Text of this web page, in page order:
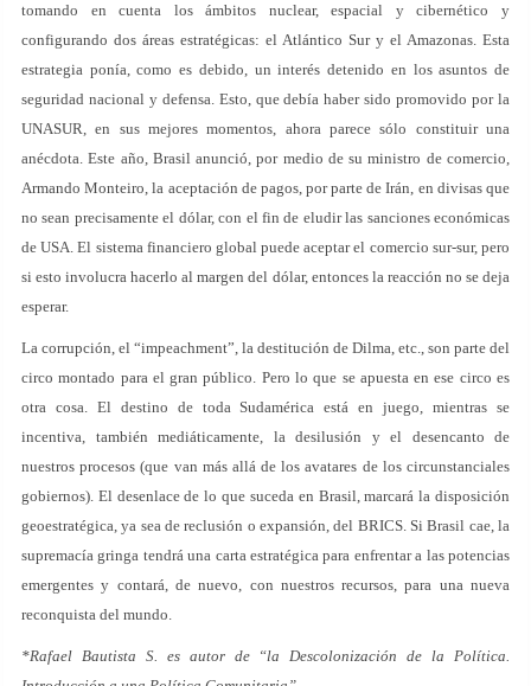
tomando en cuenta los ámbitos nuclear, espacial y cibernético y
configurando dos áreas estratégicas: el Atlántico Sur y el Amazonas. Esta
estrategia ponía, como es debido, un interés detenido en los asuntos de
seguridad nacional y defensa. Esto, que debía haber sido promovido por la
UNASUR, en sus mejores momentos, ahora parece sólo constituir una
anécdota. Este año, Brasil anunció, por medio de su ministro de comercio,
Armando Monteiro, la aceptación de pagos, por parte de Irán, en divisas que
no sean precisamente el dólar, con el fin de eludir las sanciones económicas
de USA. El sistema financiero global puede aceptar el comercio sur-sur, pero
si esto involucra hacerlo al margen del dólar, entonces la reacción no se deja
esperar.
La corrupción, el “impeachment”, la destitución de Dilma, etc., son parte del
circo montado para el gran público. Pero lo que se apuesta en ese circo es
otra cosa. El destino de toda Sudamérica está en juego, mientras se
incentiva, también mediáticamente, la desilusión y el desencanto de
nuestros procesos (que van más allá de los avatares de los circunstanciales
gobiernos). El desenlace de lo que suceda en Brasil, marcará la disposición
geoestratégica, ya sea de reclusión o expansión, del BRICS. Si Brasil cae, la
supremacía gringa tendrá una carta estratégica para enfrentar a las potencias
emergentes y contará, de nuevo, con nuestros recursos, para una nueva
reconquista del mundo.
*Rafael Bautista S. es autor de “la Descolonización de la Política.